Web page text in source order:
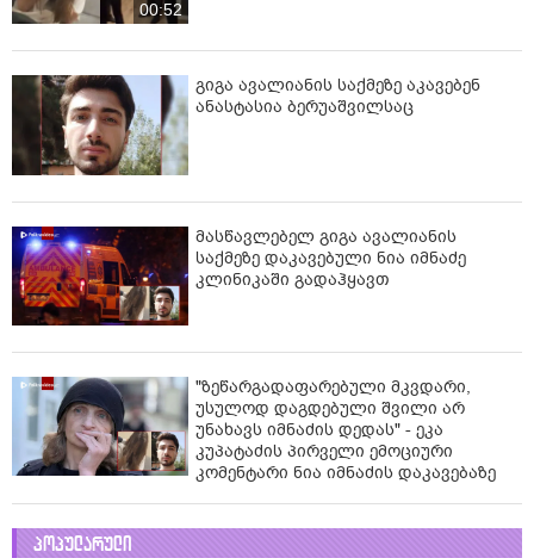
00:52
გიგა ავალიანის საქმეზე აკავებენ
ანასტასია ბერუაშვილსაც
მასწავლებელ გიგა ავალიანის
საქმეზე დაკავებული ნია იმნაძე
კლინიკაში გადაჰყავთ
"ზეწარგადაფარებული მკვდარი,
უსულოდ დაგდებული შვილი არ
უნახავს იმნაძის დედას" - ეკა
კუპატაძის პირველი ემოციური
კომენტარი ნია იმნაძის დაკავებაზე
პოპულარული